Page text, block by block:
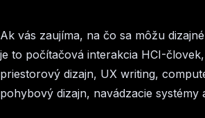
Ak vás zaujíma, na čo sa môžu
je to počítačová interakcia HCI-
priestorový dizajn, UX writing,
pohybový dizajn, navádzacie systémy